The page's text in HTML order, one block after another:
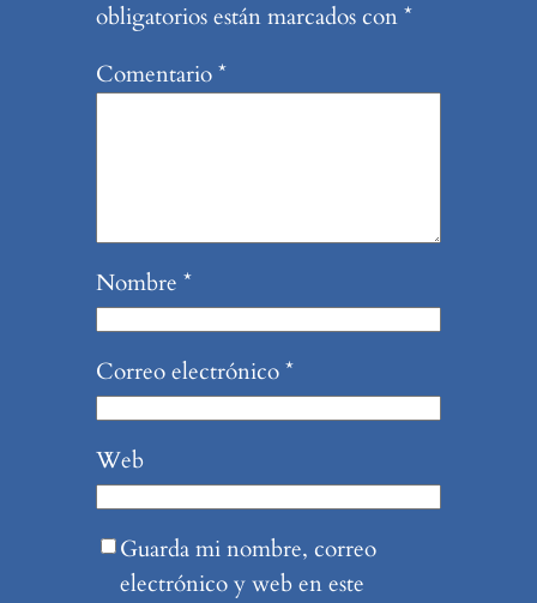
obligatorios están marcados con*
Comentario*
Nombre *
Correo electrónico*
Web
Guarda mi nombre, correo
electrónico y web en este